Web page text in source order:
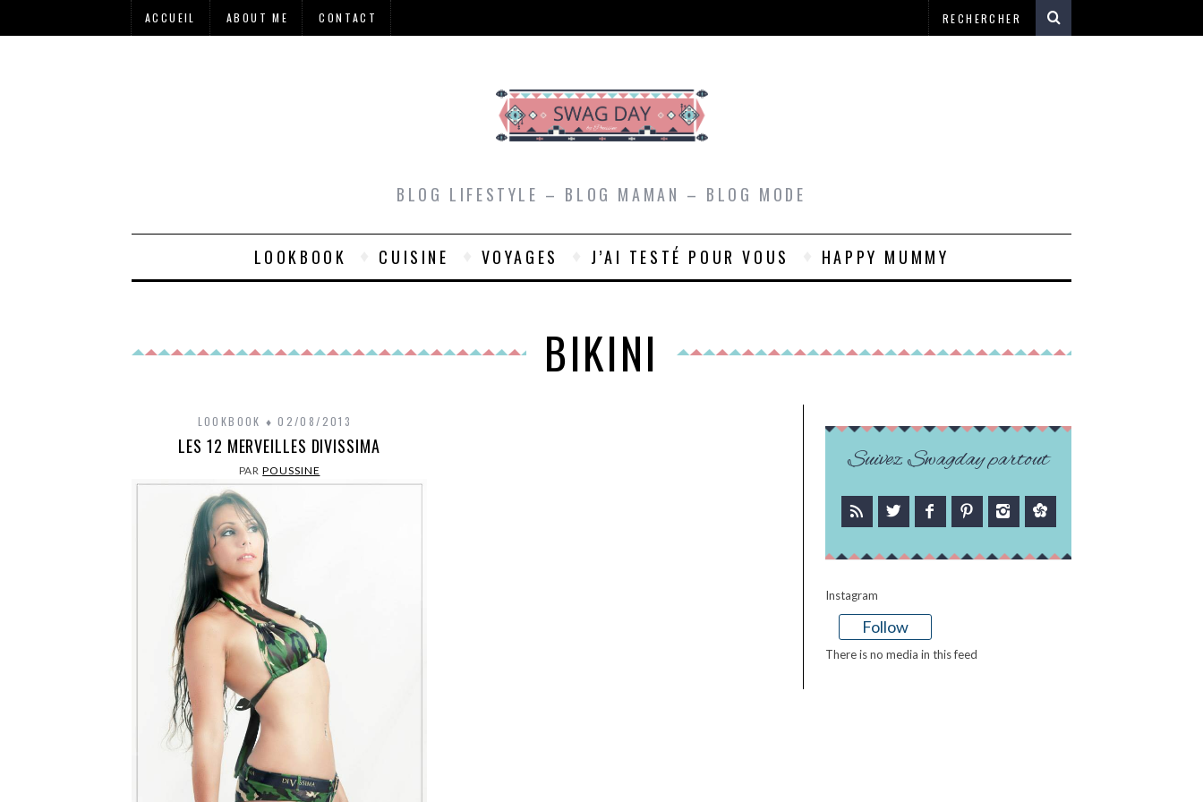
ACCUEIL ABOUT ME CONTACT
BLOG LIFESTYLE – BLOG MAMAN – BLOG MODE
LOOKBOOK CUISINE VOYAGES J’AI TESTÉ POUR VOUS HAPPY MUMMY
BIKINI
LOOKBOOK 02/08/2013
LES 12 MERVEILLES DIVISSIMA
PARPOUSSINE Suivez Swagday partout
Instagram
Follow
There is no media in this feed